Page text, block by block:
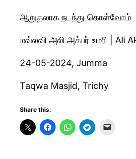
ஆறுதலாக நடந்து கொள்வோம்
மவ்லவி அலி அக்பர் உமரி | Ali
24-05-2024, Jumma
Taqwa Masjid, Trichy
Share this: